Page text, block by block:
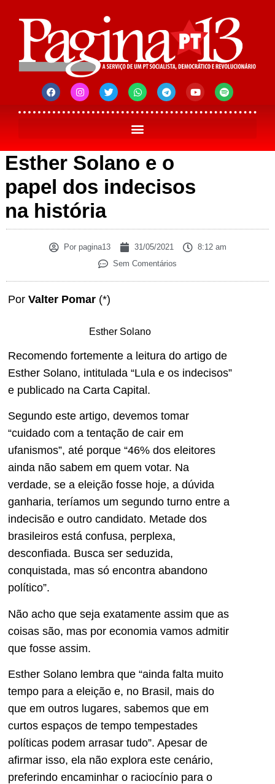
Esther Solano e o
papel dos indecisos
na história
Porpagina13 31/05/2021
8:12 am
Sem Comentários
Por Valter Pomar (*)
Esther Solano
Recomendo fortemente a leitura do artigo de
Esther Solano, intitulada “Lula e os indecisos”
e publicado na Carta Capital.
Segundo este artigo, devemos tomar
“cuidado com a tentação de cair em
ufanismos”, até porque “46% dos eleitores
ainda não sabem em quem votar. Na
verdade, se a eleição fosse hoje, a dúvida
ganharia, teríamos um segundo turno entre a
indecisão e outro candidato. Metade dos
brasileiros está confusa, perplexa,
desconfiada. Busca ser seduzida,
conquistada, mas só encontra abandono
político”.
Não acho que seja exatamente assim que as
coisas são, mas por economia vamos admitir
que fosse assim.
Esther Solano lembra que “ainda falta muito
tempo para a eleição e, no Brasil, mais do
que em outros lugares, sabemos que em
curtos espaços de tempo tempestades
políticas podem arrasar tudo”. Apesar de
afirmar isso, ela não explora este cenário,
preferindo encaminhar o raciocínio para o